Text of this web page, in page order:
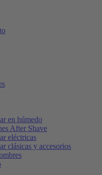
en húmedo
After Shave
eléctricas
clásicas y accesorios